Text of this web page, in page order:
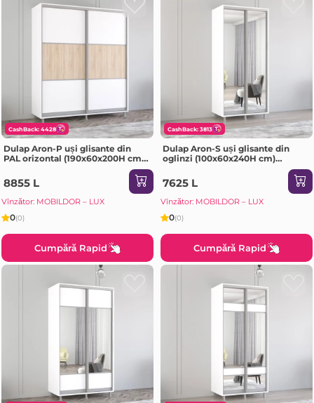
CashBack: 4428
Dulap Aron-P uși glisante din
PAL orizontal (190x60x200H cm)
8855 L
Vînzător: MOBILDOR – LUX
0(0)
Cumpără Rapid
CashBack: 3813
Dulap Aron-S uși glisante din
oglinzi (100x60x240H cm)
7625 L
Vînzător: MOBILDOR – LUX
0(0)
Cumpără Rapid